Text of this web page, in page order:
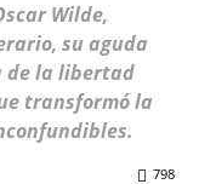
Wilde,
su aguda
de la libertad
transformó la
798